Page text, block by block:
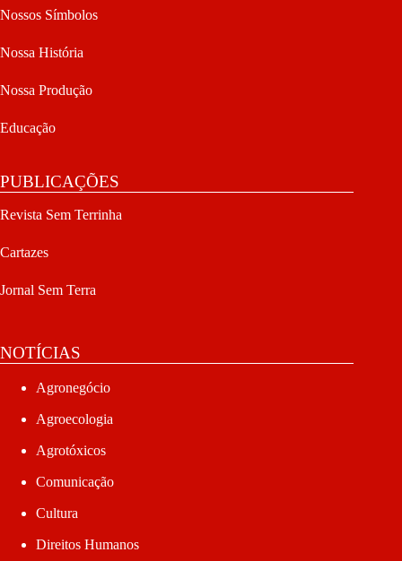
Nossos Símbolos
Nossa História
Nossa Produção
Educação
PUBLICAÇÕES
Revista Sem Terrinha
Cartazes
Jornal Sem Terra
NOTÍCIAS
Agronegócio
Agroecologia
Agrotóxicos
Comunicação
Cultura
Direitos Humanos